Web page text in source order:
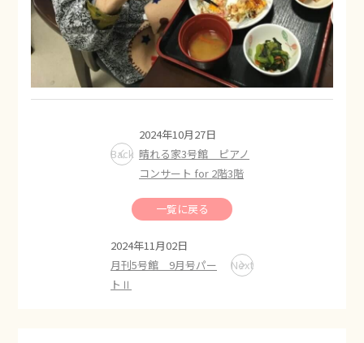
Back
2024年10月27日
晴れる家3号館 ピアノ
コンサート for 2階3階
一覧に戻る
2024年11月02日
月刊5号館 9月号パー
トⅡ
Next